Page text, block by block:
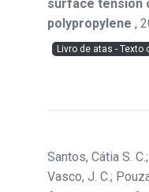
surface tension
polypropylene ,
Livro de atas - Texto
Santos, Cátia S.
Vasco, J. C.;